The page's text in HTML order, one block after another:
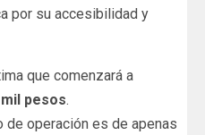
por su accesibilidad y
que comenzará a
pesos.
de operación es de apenas